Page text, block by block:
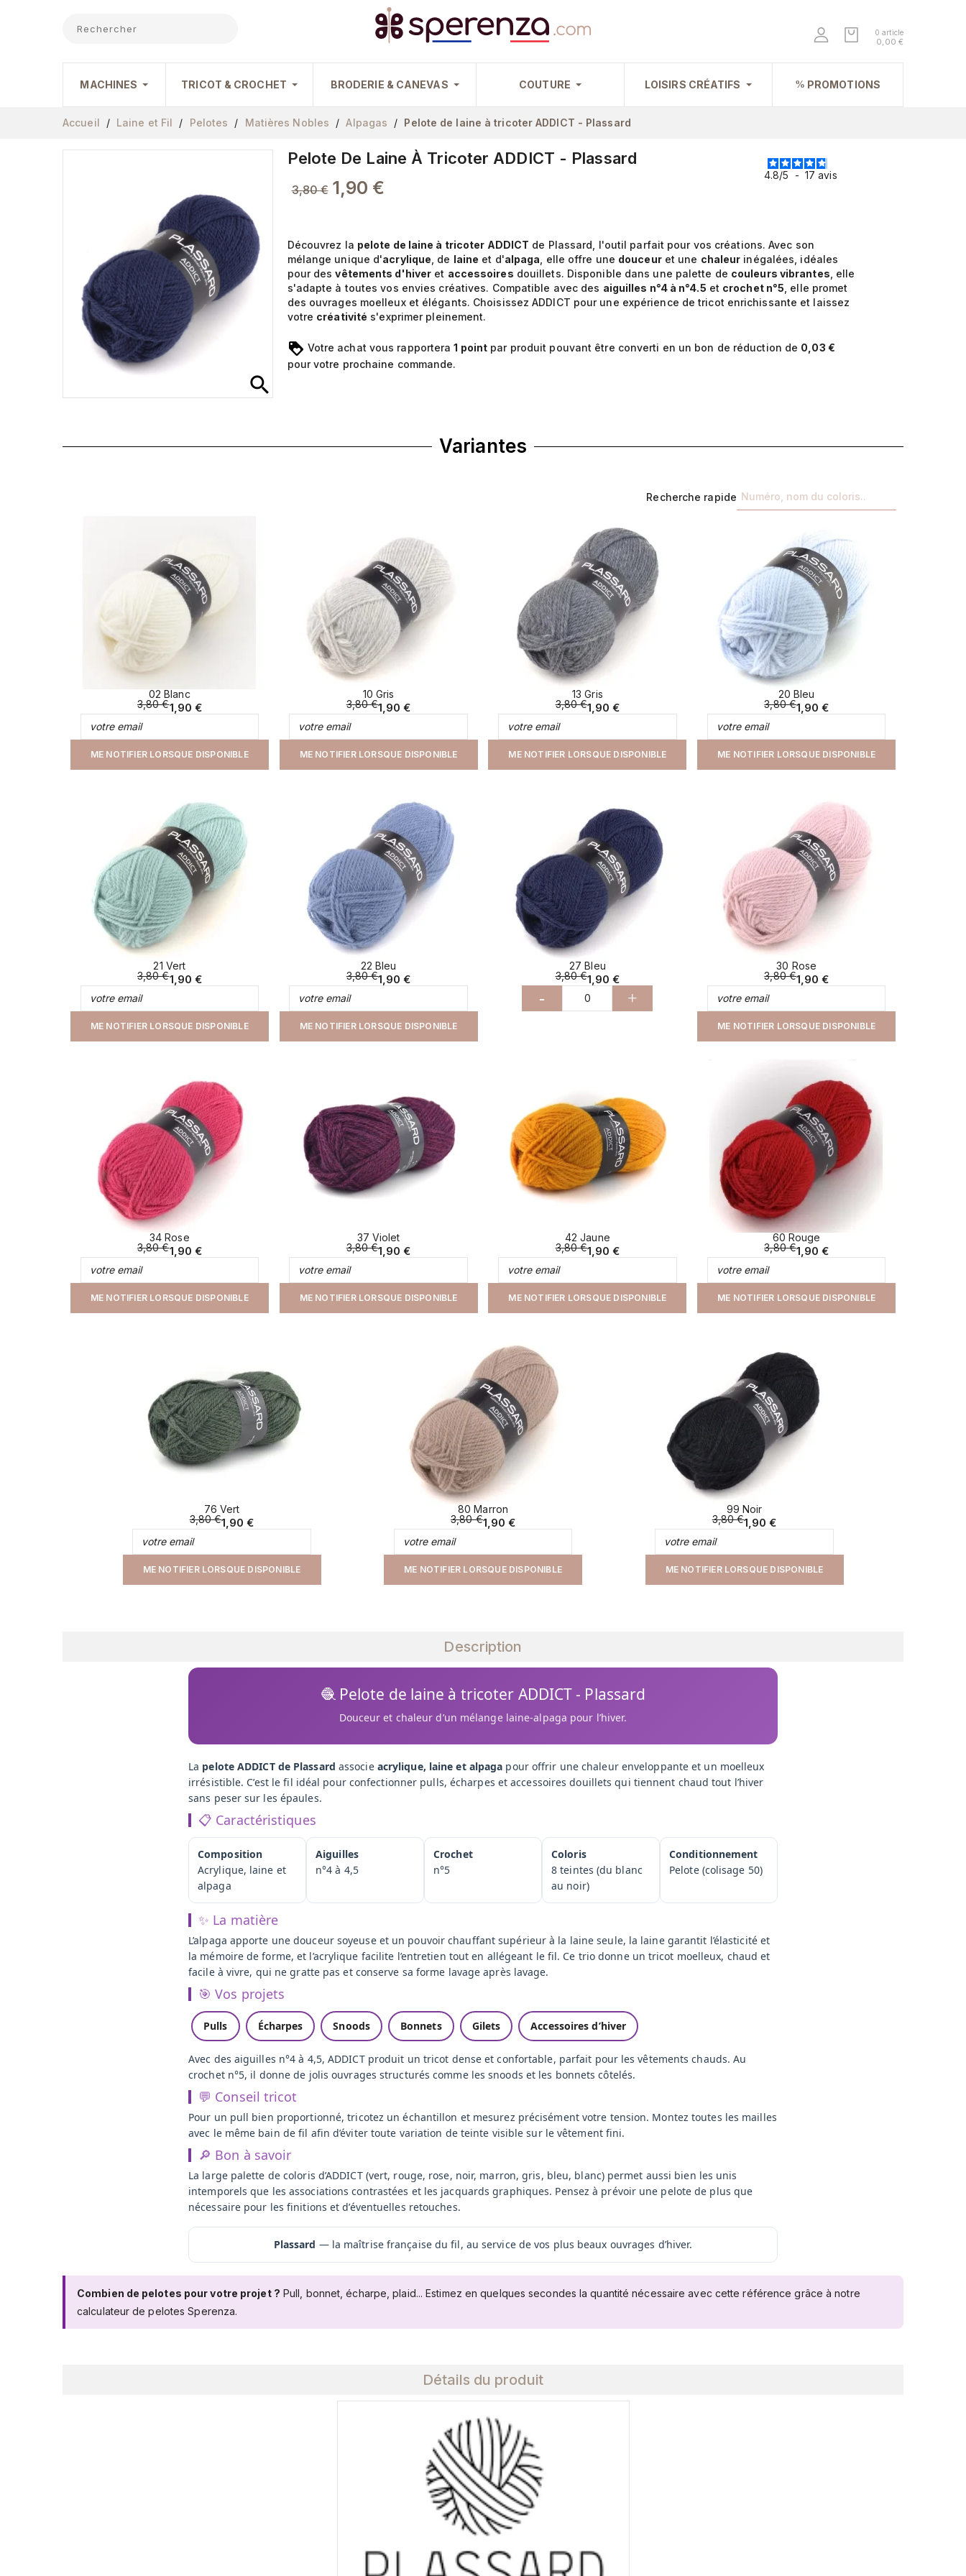
0 article
0,00 €
MACHINES TRICOT & CROCHET BRODERIE & CANEVAS COUTURE LOISIRS CRÉATIFS PROMOTIONS
Accueil Laine et Fil Pelotes Matières Nobles Alpagas Pelote de laine à tricoter ADDICT - Plassard
search
Pelote De Laine À Tricoter ADDICT - Plassard
4.8/5 - 17avis
3,80 € 1,90 €
Découvrez la pelote de laine à tricoter ADDICT de Plassard, l'outil parfait pour vos créations. Avec son
mélange unique d'acrylique , de laine et d'alpaga , elle offre une douceuret une chaleur inégalées, idéales
pour desvêtements d'hiver et accessoires douillets. Disponible dans une palette de couleurs vibrantes , elle
s'adapte à toutes vos envies créatives. Compatible avec des aiguilles n°4 à n°4.5 et crochet n°5 , elle promet
des ouvrages moelleux et élégants. Choisissez ADDICT pour une expérience de tricot enrichissante et laissez
votre créativité s'exprimer pleinement.
Votre achat vous rapportera1 point par produit pouvant être converti en un bon de réduction de 0,03 €
pour votre prochaine commande.
Variantes
Recherche rapide
02 Blanc
3,80 €1,90 €
ME NOTIFIER LORSQUE DISPONIBLE
10 Gris
3,80 €1,90 €
ME NOTIFIER LORSQUE DISPONIBLE
13 Gris
3,80 €1,90 €
ME NOTIFIER LORSQUE DISPONIBLE
20 Bleu
3,80 €1,90 €
ME NOTIFIER LORSQUE DISPONIBLE
21 Vert
3,80 €1,90 €
ME NOTIFIER LORSQUE DISPONIBLE
22 Bleu
3,80 €1,90 €
ME NOTIFIER LORSQUE DISPONIBLE
27 Bleu
3,80 €1,90 €
- +
30 Rose
3,80 €1,90 €
ME NOTIFIER LORSQUE DISPONIBLE
34 Rose
3,80 €1,90 €
ME NOTIFIER LORSQUE DISPONIBLE
37 Violet
3,80 €1,90 €
ME NOTIFIER LORSQUE DISPONIBLE
42 Jaune
3,80 €1,90 €
ME NOTIFIER LORSQUE DISPONIBLE
60 Rouge
3,80 €1,90 €
ME NOTIFIER LORSQUE DISPONIBLE
76 Vert
3,80 €1,90 €
ME NOTIFIER LORSQUE DISPONIBLE
80 Marron
3,80 €1,90 €
ME NOTIFIER LORSQUE DISPONIBLE
99 Noir
3,80 €1,90 €
ME NOTIFIER LORSQUE DISPONIBLE
Description
🧶 Pelote de laine à tricoter ADDICT - Plassard
Douceur et chaleur d’un mélange laine-alpaga pour l’hiver.
La pelote ADDICT de Plassard associe acrylique, laine et alpaga pour offrir une chaleur enveloppante et un moelleux
irrésistible. C’est le fil idéal pour confectionner pulls, écharpes et accessoires douillets qui tiennent chaud tout l’hiver
sans peser sur les épaules.
📋 Caractéristiques
Composition
Acrylique, laine et
alpaga
Aiguilles
n°4 à 4,5
Crochet
n°5
Coloris
8 teintes (du blanc
au noir)
Conditionnement
Pelote (colisage 50)
✨ La matière
L’alpaga apporte une douceur soyeuse et un pouvoir chauffant supérieur à la laine seule, la laine garantit l’élasticité et
la mémoire de forme, et l’acrylique facilite l’entretien tout en allégeant le fil. Ce trio donne un tricot moelleux, chaud et
facile à vivre, qui ne gratte pas et conserve sa forme lavage après lavage.
🎯 Vos projets
Pulls Écharpes Snoods Bonnets Gilets Accessoires d’hiver
Avec des aiguilles n°4 à 4,5, ADDICT produit un tricot dense et confortable, parfait pour les vêtements chauds. Au
crochet n°5, il donne de jolis ouvrages structurés comme les snoods et les bonnets côtelés.
💬 Conseil tricot
Pour un pull bien proportionné, tricotez un échantillon et mesurez précisément votre tension. Montez toutes les mailles
avec le même bain de fil afin d’éviter toute variation de teinte visible sur le vêtement fini.
🔎 Bon à savoir
La large palette de coloris d’ADDICT (vert, rouge, rose, noir, marron, gris, bleu, blanc) permet aussi bien les unis
intemporels que les associations contrastées et les jacquards graphiques. Pensez à prévoir une pelote de plus que
nécessaire pour les finitions et d’éventuelles retouches.
Plassard — la maîtrise française du fil, au service de vos plus beaux ouvrages d’hiver.
Combien de pelotes pour votre projet ? Pull, bonnet, écharpe, plaid... Estimez en quelques secondes la quantité nécessaire avec cette référence grâce à notre
calculateur de pelotes Sperenza.
Détails du produit